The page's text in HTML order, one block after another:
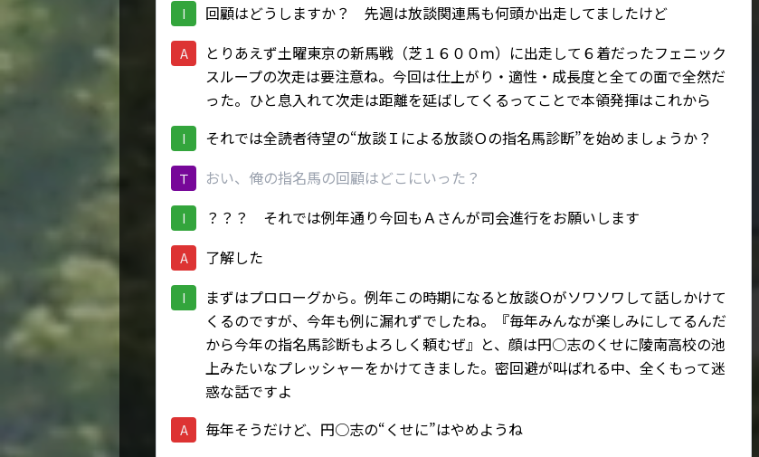
I 回顧はどうしますか？ 先週は放談関連馬も何頭か出走してましたけど
A
とりあえず土曜東京の新馬戦（芝１６００ｍ）に出走して６着だったフェニック
スループの次走は要注意ね。今回は仕上がり・適性・成長度と全ての面で全然だ
った。ひと息入れて次走は距離を延ばしてくるってことで本領発揮はこれから
I それでは全読者待望の“放談Ｉによる放談Ｏの指名馬診断”を始めましょうか？
Ｔ おい、俺の指名馬の回顧はどこにいった？
I ？？？ それでは例年通り今回もＡさんが司会進行をお願いします
A 了解した
I
まずはプロローグから。例年この時期になると放談Ｏがソワソワして話しかけて
くるのですが、今年も例に漏れずでしたね。『毎年みんなが楽しみにしてるんだ
から今年の指名馬診断もよろしく頼むぜ』と、顔は円○志のくせに陵南高校の池
上みたいなプレッシャーをかけてきました。密回避が叫ばれる中、全くもって迷
惑な話ですよ
A 毎年そうだけど、円○志の“くせに”はやめようね